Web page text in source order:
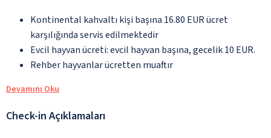
Kontinental kahvaltı kişi başına 16.80 EUR ücret
karşılığında servis edilmektedir
Evcil hayvan ücreti: evcil hayvan başına, gecelik 10 EUR.
Rehber hayvanlar ücretten muaftır
Devamını Oku
Check-in Açıklamaları